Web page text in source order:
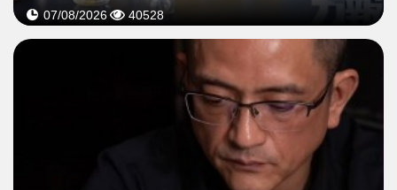
07/08/2026 40528